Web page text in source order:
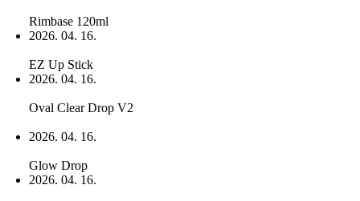
Rimbase 120ml
2026. 04. 16.
EZ Up Stick
2026. 04. 16.
Oval Clear Drop V2
2026. 04. 16.
Glow Drop
2026. 04. 16.